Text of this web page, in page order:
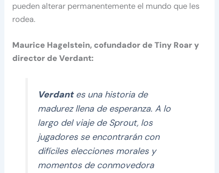
pueden alterar permanentemente el mundo que les
rodea.
Maurice Hagelstein, cofundador de Tiny Roar y
director de Verdant:
Verdantes una historia de
madurez llena de esperanza. A lo
largo del viaje de Sprout, los
jugadores se encontrarán con
difíciles elecciones morales y
momentos de conmovedora